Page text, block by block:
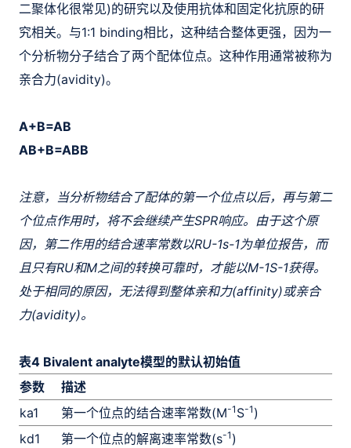
二聚体化很常见)的研究以及使用抗体和固定化抗原的研
究相关。与1:1 binding相比，这种结合整体更强，因为一
个分析物分子结合了两个配体位点。这种作用通常被称为
亲合力(avidity)。
A+B=AB
AB+B=ABB
注意，当分析物结合了配体的第一个位点以后，再与第二
个位点作用时，将不会继续产生SPR响应。由于这个原
因，第二作用的结合速率常数以RU-1s-1为单位报告，而
且只有RU和M之间的转换可靠时，才能以M-1S-1获得。
处于相同的原因，无法得到整体亲和力(affinity)或亲合
力(avidity)。
表4 Bivalent analyte模型的默认初始值
参数
描述
ka1
第一个位点的结合速率常数(M-1 S-1 )
kd1
第一个位点的解离速率常数(s-1 )